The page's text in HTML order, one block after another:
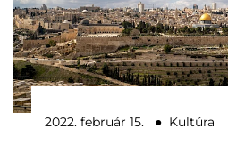
2022. február 15. ● Kultúra